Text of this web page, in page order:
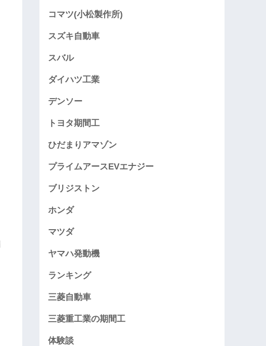
コマツ(小松製作所)
スズキ自動車
スバル
ダイハツ工業
デンソー
トヨタ期間工
ひだまりアマゾン
プライムアースEVエナジー
ブリジストン
ホンダ
マツダ
ヤマハ発動機
ランキング
三菱自動車
三菱重工業の期間工
体験談